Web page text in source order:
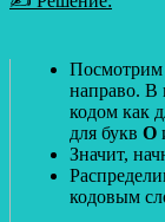
Посмотрим
направо. В
кодом как
для букв О
Значит,
кодовым